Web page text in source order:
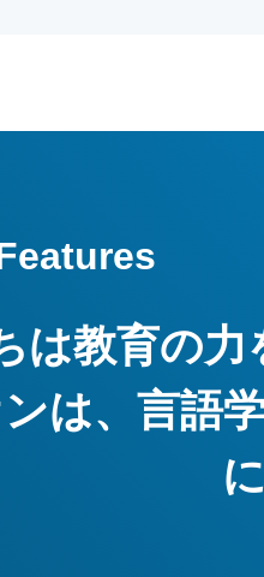
は教育の力
は、言語